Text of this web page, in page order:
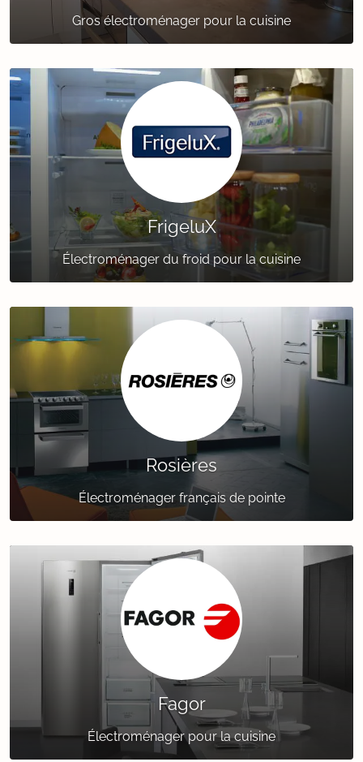
Gros électroménager pour la cuisine
FrigeluX
Électroménager du froid pour la cuisine
Rosières
Électroménager français de pointe
Fagor
Électroménager pour la cuisine